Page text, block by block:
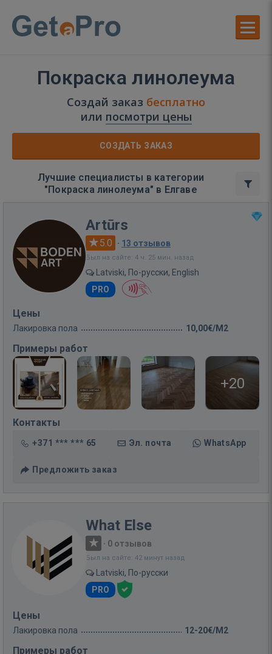
Покраска линолеума
Создай заказ бесплатно
или посмотри цены
СОЗДАТЬ ЗАКАЗ
Лучшие специалисты в категории
"Покраска линолеума" в Елгаве
Artūrs
5.0 · 13 отзывов
Был на сайте: 4 ч. 25 мин. назад
Latviski, По-русски, English
PRO
Цены
Лакировка пола 10,00€/M2
Примеры работ
+20
Контакты
+371 *** *** 65 Эл. почта WhatsApp
Предложить заказ
What Else
· 0 отзывов
Был на сайте: 42 минут назад
Latviski, По-русски
PRO
Цены
Лакировка пола 12-20€/M2
Примеры работ